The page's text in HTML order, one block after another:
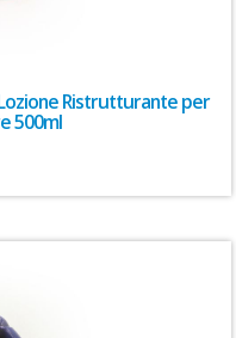
Ristrutturante per
500ml